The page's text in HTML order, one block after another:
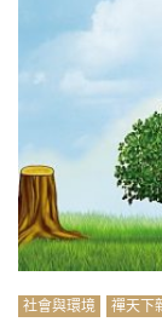
社會與環境 禪天下